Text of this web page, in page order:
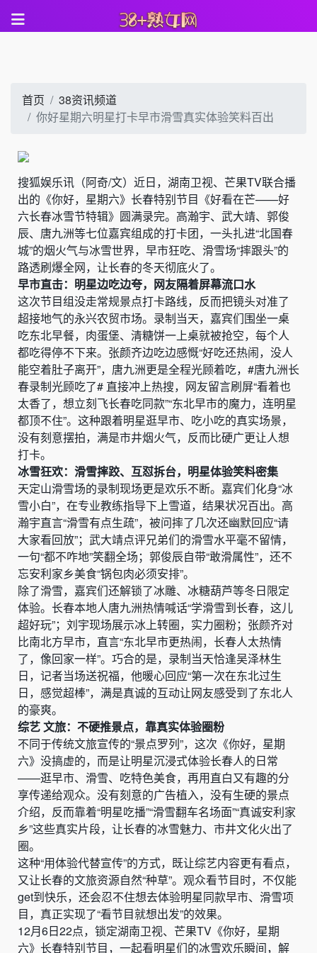
首页
38资讯频道
你好星期六明星打卡早市滑雪真实体验笑料百出
搜狐娱乐讯（阿奇/文）近日，湖南卫视、芒果TV联合播
出的《你好，星期六》长春特别节目《好看在芒——好
六长春冰雪节特辑》圆满录完。高瀚宇、武大靖、郭俊
辰、唐九洲等七位嘉宾组成的打卡团，一头扎进“北国春
城”的烟火气与冰雪世界，早市狂吃、滑雪场“摔跟头”的
路透刷爆全网，让长春的冬天彻底火了。
早市直击：明星边吃边夸，网友隔着屏幕流口水
这次节目组没走常规景点打卡路线，反而把镜头对准了
超接地气的永兴农贸市场。录制当天，嘉宾们围坐一桌
吃东北早餐，肉蛋堡、清糖饼一上桌就被抢空，每个人
都吃得停不下来。张颜齐边吃边感慨“好吃还热闹，没人
能空着肚子离开”，唐九洲更是全程光顾着吃，#唐九洲长
春录制光顾吃了# 直接冲上热搜，网友留言刷屏“看着也
太香了，想立刻飞长春吃同款”“东北早市的魔力，连明星
都顶不住”。这种跟着明星逛早市、吃小吃的真实场景，
没有刻意摆拍，满是市井烟火气，反而比硬广更让人想
打卡。
冰雪狂欢：滑雪摔跤、互怼拆台，明星体验笑料密集
天定山滑雪场的录制现场更是欢乐不断。嘉宾们化身“冰
雪小白”，在专业教练指导下上雪道，结果状况百出。高
瀚宇直言“滑雪有点生疏”，被问摔了几次还幽默回应“请
大家看回放”；武大靖点评兄弟们的滑雪水平毫不留情，
一句“都不咋地”笑翻全场；郭俊辰自带“敢滑属性”，还不
忘安利家乡美食“锅包肉必须安排”。
除了滑雪，嘉宾们还解锁了冰雕、冰糖葫芦等冬日限定
体验。长春本地人唐九洲热情喊话“学滑雪到长春，这儿
超好玩”；刘宇现场展示冰上转圈，实力圈粉；张颜齐对
比南北方早市，直言“东北早市更热闹，长春人太热情
了，像回家一样”。巧合的是，录制当天恰逢吴泽林生
日，记者当场送祝福，他暖心回应“第一次在东北过生
日，感觉超棒”，满是真诚的互动让网友感受到了东北人
的豪爽。
综艺 文旅：不硬推景点，靠真实体验圈粉
不同于传统文旅宣传的“景点罗列”，这次《你好，星期
六》没搞虚的，而是让明星沉浸式体验长春人的日常
——逛早市、滑雪、吃特色美食，再用直白又有趣的分
享传递给观众。没有刻意的广告植入，没有生硬的景点
介绍，反而靠着“明星吃播”“滑雪翻车名场面”“真诚安利家
乡”这些真实片段，让长春的冰雪魅力、市井文化火出了
圈。
这种“用体验代替宣传”的方式，既让综艺内容更有看点，
又让长春的文旅资源自然“种草”。观众看节目时，不仅能
get到快乐，还会忍不住想去体验明星同款早市、滑雪项
目，真正实现了“看节目就想出发”的效果。
12月6日22点，锁定湖南卫视、芒果TV《你好，星期
六》长春特别节目，一起看明星们的冰雪欢乐瞬间，解